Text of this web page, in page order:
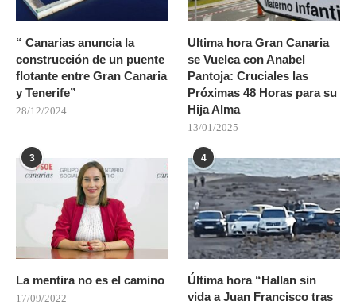
“ Canarias anuncia la
construcción de un puente
flotante entre Gran Canaria
y Tenerife”
28/12/2024
Ultima hora Gran Canaria
se Vuelca con Anabel
Pantoja: Cruciales las
Próximas 48 Horas para su
Hija Alma
13/01/2025
3
La mentira no es el camino
17/09/2022
4
Última hora “Hallan sin
vida a Juan Francisco tras